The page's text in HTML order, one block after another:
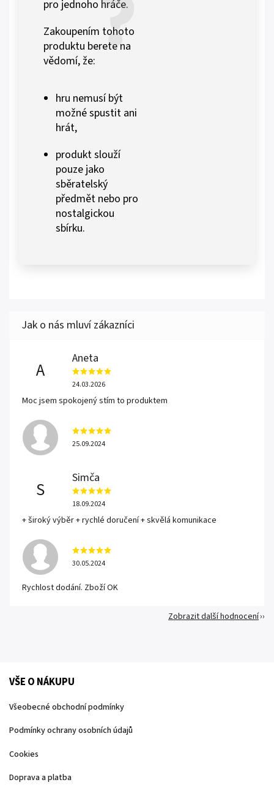
pro jednoho hráče.
Zakoupením tohoto
produktu berete na
vědomí, že:
hru nemusí být
možné spustit ani
hrát,
produkt slouží
pouze jako
sběratelský
předmět nebo pro
nostalgickou
sbírku.
A
Aneta
24.03.2026
Moc jsem spokojený stím to produktem
25.09.2024
S
Simča
18.09.2024
+ široký výběr + rychlé doručení + skvělá komunikace
30.05.2024
Rychlost dodání. Zboží OK
Zobrazit další hodnocení
VŠE O NÁKUPU
Všeobecné obchodní podmínky
Podmínky ochrany osobních údajů
Cookies
Doprava a platba